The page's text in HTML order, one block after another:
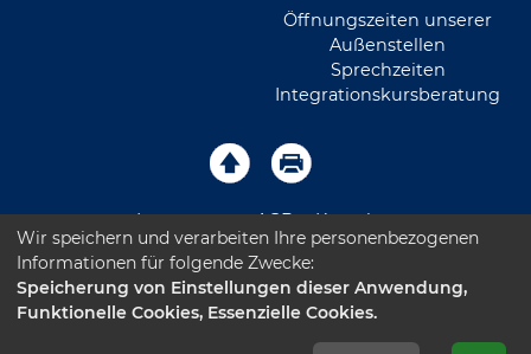
Öffnungszeiten unserer
Außenstellen
Sprechzeiten
Integrationskursberatung
Impressum AGB Kontakt
Sitemap Datenschutz Leichte Sprache
Barrierefreiheitserklärung
Wir speichern und verarbeiten Ihre personenbezogenen
Informationen für folgende Zwecke:
Speicherung von Einstellungen dieser Anwendung,
Funktionelle Cookies, Essenzielle Cookies.